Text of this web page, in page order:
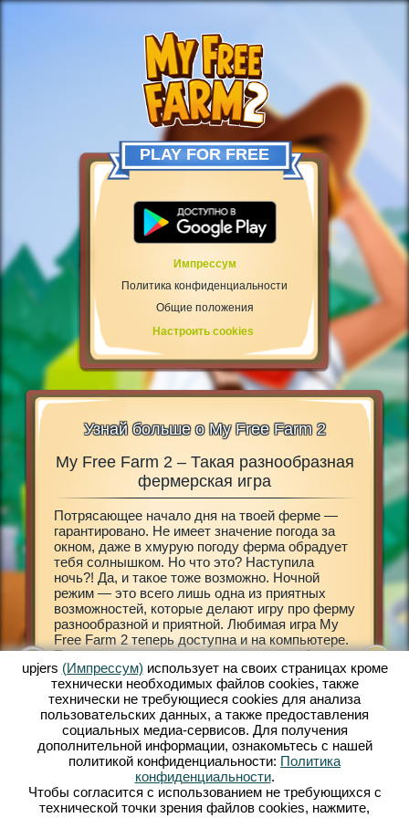
PLAY FOR FREE
Импрессум
Политика конфиденциальности
Общие положения
Настроить cookies
Узнай больше о My Free Farm 2
в мир
с
к
My Free Farm 2 – Такая разнообразная
фермерская игра
Потрясающее начало дня на твоей ферме —
гарантировано. Не имеет значение погода за
окном, даже в хмурую погоду ферма обрадует
тебя солнышком. Но что это? Наступила
ночь?! Да, и такое тоже возможно. Ночной
режим — это всего лишь одна из приятных
возможностей, которые делают игру про ферму
разнообразной и приятной. Любимая игра My
Free Farm 2 теперь доступна и на компьютере.
Теперь ты сможешь сам решать, что тебе
больше нравится: мобильная версия My Free
Farm 2 или браузерная игра. Заботься о
домашних животных, разводи их, обрабатывай
поля, собирай урожай, производи товары для
прибывающих клиентов. Зарегистрируйся уже
сейчас и играй бесплатно!
My
ферму
земле
твою
всему
upjers (Импрессум) использует на своих страницах кроме
технически необходимых файлов сookies, также
технически не требующиеся cookies для анализа
пользовательских данных, а также предоставления
социальных медиа-сервисов. Для получения
дополнительной информации, ознакомьтесь с нашей
политикой конфиденциальности: Политика
конфиденциальности.
Чтобы согласится с использованием не требующихся с
технической точки зрения файлов cookies, нажмите,